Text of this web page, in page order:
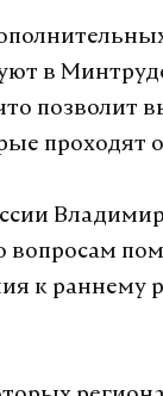
в
позволит
проходят
вопросам
к раннему